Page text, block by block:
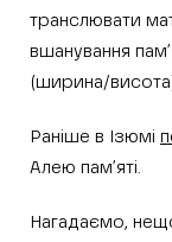
транслювати
вшанування
(ширина/
Раніше в Ізюмі
Алею пам’яті.
Нагадаємо,